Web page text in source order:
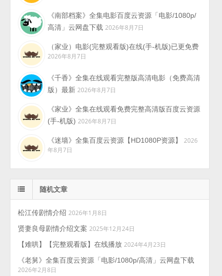
《南部档案》全集电影百度云资源「电影/1080p/
高清」云网盘下载 2026年8月7日
（家业）电影(完整观看版)在线(手-机版)已更免费
2026年8月7日
《千香》全集在线观看完整版高清电影（免费高清
版）最新 2026年8月7日
《家业》全集在线观看免费完整高清版百度云资源
(手-机版) 2026年8月7日
《迷墙》全集百度云资源【HD1080P资源】
2026
年8月7日
随机文章
松江传剧情介绍 2026年1月8日
贤妻良母剧情介绍文案 2025年12月24日
【难哄】【完整观看版】在线播放 2024年4月23日
《老舅》全集百度云资源「电影/1080p/高清」云网盘下载
2026年2月8日